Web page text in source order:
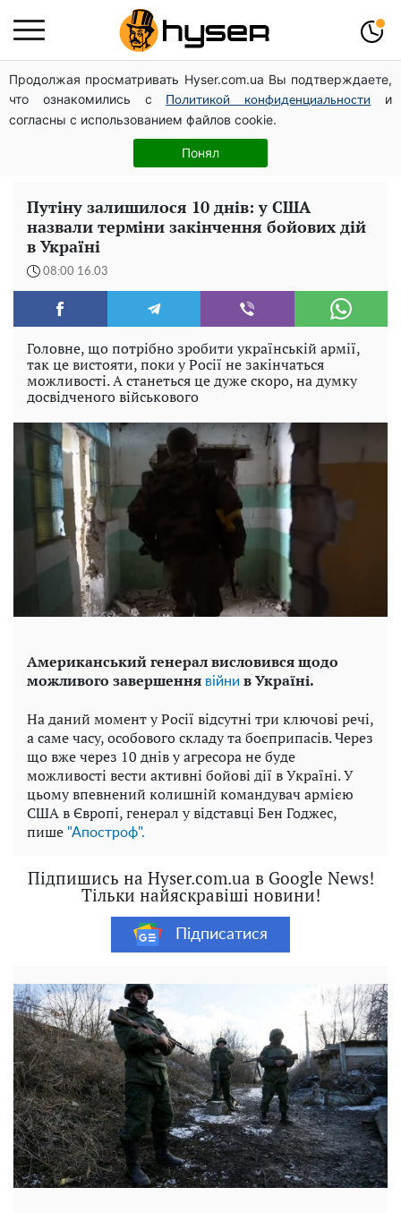
Продолжая просматривать Hyser.com.ua Вы подтверждаете,
что ознакомились с
Политикой конфиденциальности
и
согласны с использованием файлов cookie.
Понял
Дрони із націнкою: Олександр Конотопський вивів
мільйони оборонного бюджету через фіктивну фірму в
Естонії
Вчені розповіли, як інопланетяни спілкуються між
Путіну залишилося 10 днів: у США
назвали терміни закінчення бойових дій
в Україні
08:00 16.03
Головне, що потрібно зробити українській армії,
так це вистояти, поки у Росії не закінчаться
можливості. А станеться це дуже скоро, на думку
досвідченого військового
Американський генерал висловився щодо
можливого завершення війни в Україні.
На даний момент у Росії відсутні три ключові речі,
а саме часу, особового складу та боєприпасів. Через
що вже через 10 днів у агресора не буде
можливості вести активні бойові дії в Україні. У
цьому впевнений колишній командувач армією
США в Європі, генерал у відставці Бен Годжес,
пише "Апостроф".
Підпишись на Hyser.com.ua в Google News!
Тільки найяскравіші новини!
Підписатися